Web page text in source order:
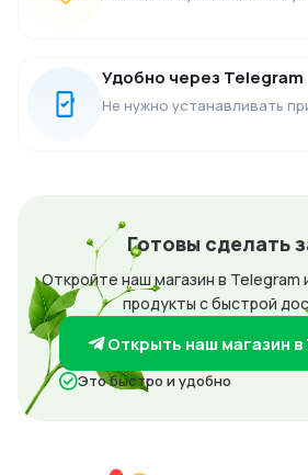
Удобно через Telegram
Не нужно устанавливать
Готовы сделать
Откройте наш магазин в Telegram
продукты с быстрой
Открыть наш магазин
Это быстро и удобно